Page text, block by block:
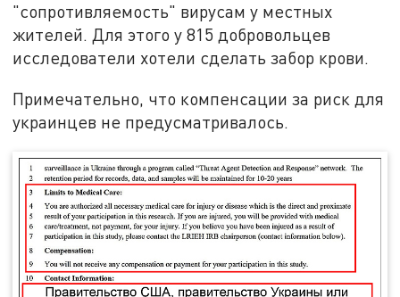
"сопротивляемость" вирусам у местных
жителей. Для этого у 815 добровольцев
исследователи хотели сделать забор крови.
Примечательно, что компенсации за риск для
украинцев не предусматривалось.